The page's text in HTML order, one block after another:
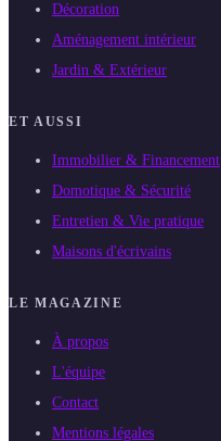
Décoration
Aménagement intérieur
Jardin & Extérieur
ET AUSSI
Immobilier & Financement
Domotique & Sécurité
Entretien & Vie pratique
Maisons d'écrivains
LE MAGAZINE
À propos
L'équipe
Contact
Mentions légales